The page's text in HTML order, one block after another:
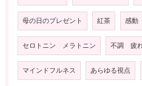
母の日のプレゼント 紅茶 感動
セロトニン メラトニン 不調 疲
マインドフルネス あらゆる視点